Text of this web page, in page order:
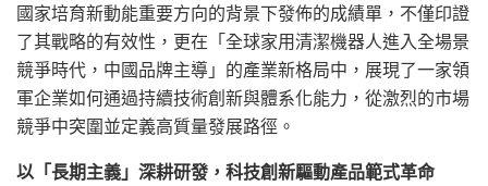
國家培育新動能重要方向的背景下發佈的成績單，不僅印證
了其戰略的有效性，更在「全球家用清潔機器人進入全場景
競爭時代，中國品牌主導」的產業新格局中，展現了一家領
軍企業如何通過持續技術創新與體系化能力，從激烈的市場
競爭中突圍並定義高質量發展路徑。
以「長期主義」深耕研發，科技創新驅動產品範式革命